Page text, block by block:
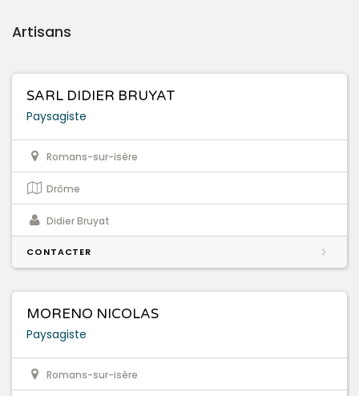
Artisans
SARL DIDIER BRUYAT
Paysagiste
Romans-sur-isère
Drôme
Didier Bruyat
CONTACTER
MORENO NICOLAS
Paysagiste
Romans-sur-isère